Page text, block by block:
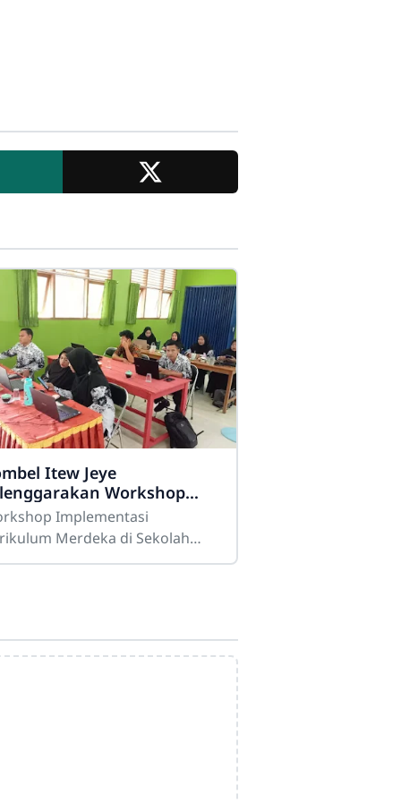
Itew Jeye
Workshop
Kurkulum
di Aula Sekolah
Implementasi
Merdeka di Sekolah
Jeye"Komunitas Belajar di